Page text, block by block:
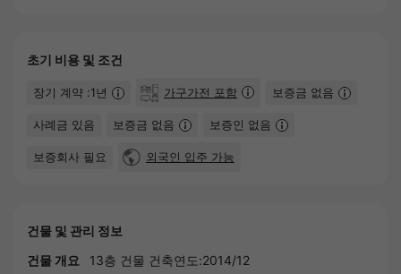
초기 비용 및 조건
장기 계약 :1년 가구가전 포함 보증금 없음
사례금 있음 보증금 없음 보증인 없음
보증회사 필요 외국인 입주 가능
건물 및 관리 정보
건물 개요
13층 건물 건축연도:2014/12